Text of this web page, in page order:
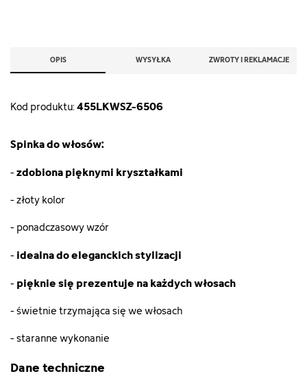
OPIS WYSYŁKA ZWROTY I REKLAMACJE
Kod produktu:455LKWSZ-6506
Spinka do włosów:
-zdobiona pięknymi kryształkami
- złoty kolor
- ponadczasowy wzór
-idealna do eleganckich stylizacji
-pięknie się prezentuje na każdych włosach
- świetnie trzymająca się we włosach
- staranne wykonanie
Dane techniczne